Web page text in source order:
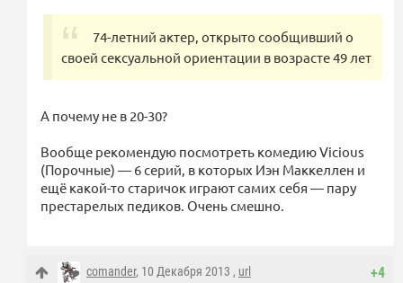
74-летний актер, открыто сообщивший о
своей сексуальной ориентации в возрасте 49 лет
А почему не в 20-30?
Вообще рекомендую посмотреть комедию Vicious
(Порочные) — 6 серий, в которых Иэн Маккеллен и
ещё какой-то старичок играют самих себя — пару
престарелых педиков. Очень смешно.
+4
comander, 10 Декабря 2013 , url